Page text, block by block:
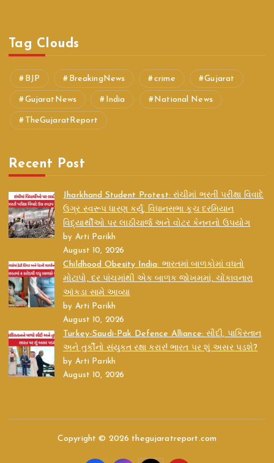
Tag Clouds
BJP BreakingNews crime Gujarat
GujaratNews India National News
TheGujaratReport
Recent Post
Jharkhand Student Protest: રાંચીમાં ભરતી પરીક્ષા વિવાદે
ઉગ્ર સ્વરૂપ ધારણ કર્યું, વિધાનસભા કૂચ દરમિયાન
વિદ્યાર્થીઓ પર લાઠીચાર્જ અને વોટર કેનનનો ઉપયોગ
by Arti Parikh
August 10, 2026
Childhood Obesity India: ભારતમાં બાળકોમાં વધતો
મોટાપો, દર પાંચમાંથી એક બાળક જોખમમાં, ચોંકાવનારા
આંકડા સામે આવ્યા
by Arti Parikh
August 10, 2026
Turkey-Saudi-Pak Defence Alliance: સૌદી, પાકિસ્તાન
અને તુર્કીનો સંયુક્ત રક્ષા કરાર! ભારત પર શું અસર પડશે?
by Arti Parikh
August 10, 2026
Copyright © 2026 thegujaratreport.com